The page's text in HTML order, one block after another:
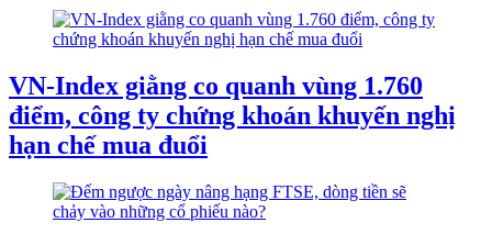
VN-Index giằng co quanh vùng 1.760
điểm, công ty chứng khoán khuyến nghị
hạn chế mua đuổi